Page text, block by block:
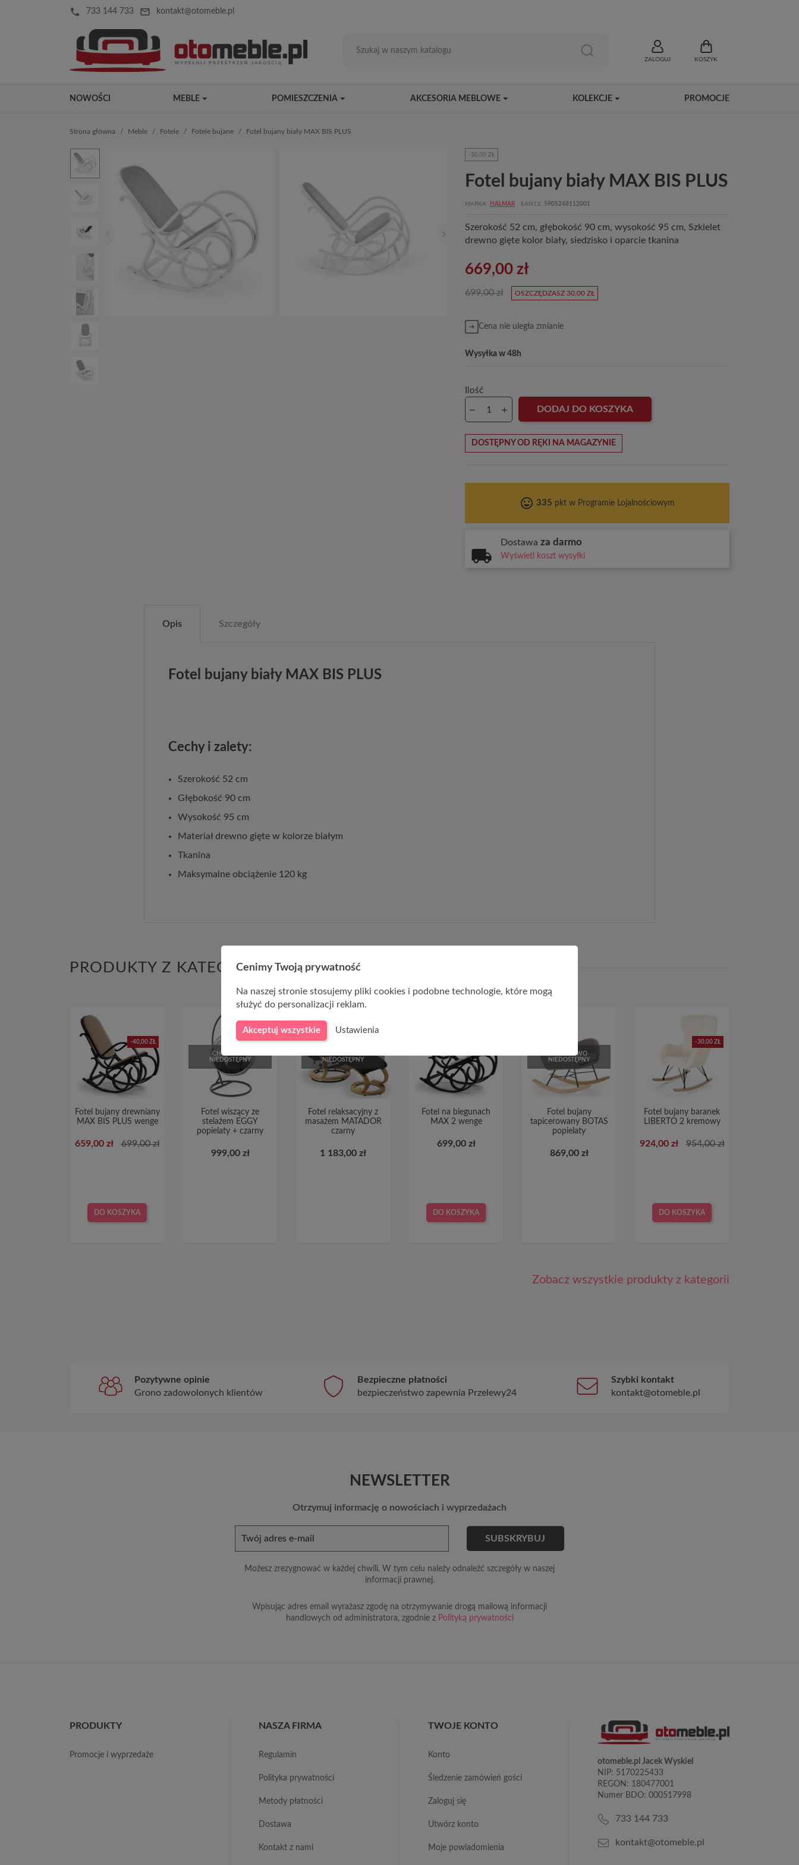
local_phone 733 144 733 mail_outline kontakt@otomeble.pl
ZALOGUJ KOSZYK
NOWOŚCI MEBLE POMIESZCZENIA AKCESORIA MEBLOWE KOLEKCJE PROMOCJE
Strona główna Meble Fotele Fotele bujane Fotel bujany biały MAX BIS PLUS
-30,00 ZŁ
Fotel bujany biały MAX BIS PLUS
MARKA HALMAR EAN13 5905248112001
Szerokość 52 cm, głębokość 90 cm, wysokość 95 cm, Szkielet
drewno gięte kolor biały, siedzisko i oparcie tkanina
669,00 zł
699,00 zł OSZCZĘDZASZ 30,00 ZŁ
Cena nie uległa zmianie
Wysyłka w 48h
Ilość
DODAJ DO KOSZYKA
DOSTĘPNY OD RĘKI NA MAGAZYNIE
tag_faces 335 pkt w Programie Lojalnościowym
Dostawa za darmo
Wyświetl koszt wysyłki
Opis Szczegóły
Fotel bujany biały MAX BIS PLUS
Cechy i zalety:
Szerokość 52 cm
Głębokość 90 cm
Wysokość 95 cm
Materiał drewno gięte w kolorze białym
Tkanina
Maksymalne obciążenie 120 kg
PRODUKTY Z KATEGORII
-40,00 ZŁ
Fotel bujany drewniany
MAX BIS PLUS wenge
659,00 zł 699,00 zł
DO KOSZYKA
CHWILOWO
NIEDOSTĘPNY
Fotel wiszący ze
stelażem EGGY
popielaty + czarny
999,00 zł
NIEDOSTĘPNY
Fotel relaksacyjny z
masażem MATADOR
czarny
1 183,00 zł
Fotel na biegunach
MAX 2 wenge
699,00 zł
DO KOSZYKA
CHWILOWO
NIEDOSTĘPNY
Fotel bujany
tapicerowany BOTAS
popielaty
869,00 zł
-30,00 ZŁ
Fotel bujany baranek
LIBERTO 2 kremowy
924,00 zł 954,00 zł
DO KOSZYKA
Zobacz wszystkie produkty z kategorii
Pozytywne opinie
Grono zadowolonych klientów
Bezpieczne płatności
bezpieczeństwo zapewnia Przelewy24
Szybki kontakt
kontakt@otomeble.pl
NEWSLETTER
Otrzymuj informację o nowościach i wyprzedażach
Możesz zrezygnować w każdej chwili. W tym celu należy odnaleźć szczegóły w naszej
informacji prawnej.
Wpisując adres email wyrażasz zgodę na otrzymywanie drogą mailową informacji
handlowych od administratora, zgodnie z Polityką prywatności
PRODUKTY
promocje i wyprzedaże
NASZA FIRMA
regulamin
polityka prywatności
metody płatności
dostawa
kontakt z nami
TWOJE KONTO
konto
śledzenie zamówień gości
zaloguj się
utwórz konto
moje powiadomienia
otomeble.pl Jacek Wyskiel
NIP: 5170225433
REGON: 180477001
Numer BDO: 000517998
733 144 733
kontakt@otomeble.pl
Cenimy Twoją prywatność
Na naszej stronie stosujemy pliki cookies i podobne technologie, które mogą
służyć do personalizacji reklam.
Akceptuj wszystkie Ustawienia